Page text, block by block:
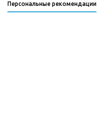
Персональные рекомендации